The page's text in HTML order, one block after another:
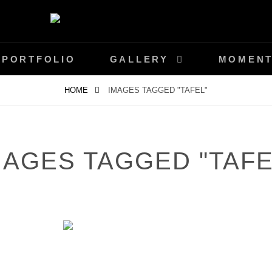
STEGER.CH
PORTFOLIO GALLERY
HOME IMAGES TAGGED "TAFEL"
TAGGED